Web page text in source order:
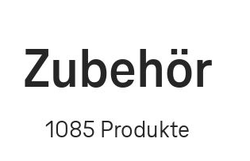
Zubehör
1085 Produkte